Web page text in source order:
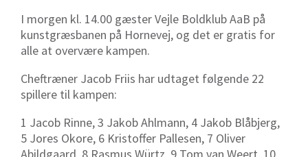
I morgen kl. 14.00 gæster Vejle Boldklub AaB på
kunstgræsbanen på Hornevej, og det er gratis for
alle at overvære kampen.
Cheftræner Jacob Friis har udtaget følgende 22
spillere til kampen:
1 Jacob Rinne, 3 Jakob Ahlmann, 4 Jakob Blåbjerg,
5 Jores Okore, 6 Kristoffer Pallesen, 7 Oliver